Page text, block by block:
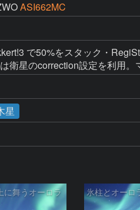
ASI662MC
で50%をスタック・
衛星のcorrection設定を利用。
星
に舞うオーロラ 氷柱とオーロ